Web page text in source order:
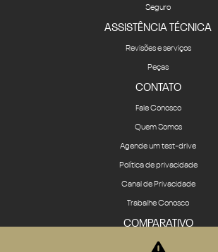
Seguro
ASSISTÊNCIA TÉCNICA
Revisões e serviços
Peças
CONTATO
Fale Conosco
Quem Somos
Agende um test-drive
Política de privacidade
Canal de Privacidade
Trabalhe Conosco
COMPARATIVO